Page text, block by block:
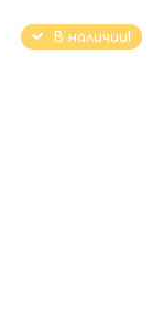
В наличии!